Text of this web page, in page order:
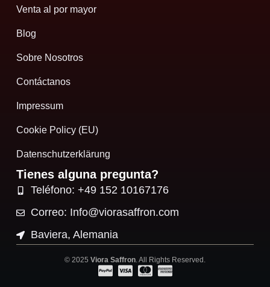
Venta al por mayor
Blog
Sobre Nosotros
Contáctanos
Impressum
Cookie Policy (EU)
Datenschutzerklärung
Tienes alguna pregunta?
Teléfono: +49 152 10167176
Correo: Info@viorasaffron.com
Baviera, Alemania
© 2025 Viora Saffron. All Rights Reserved.